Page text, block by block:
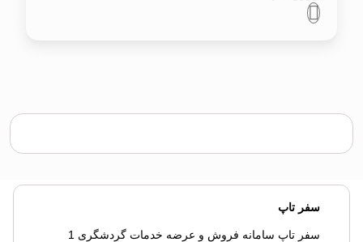
سفر تاپ
سفر تاپ سامانه فروش و عرضه خدمات گردشگری 1